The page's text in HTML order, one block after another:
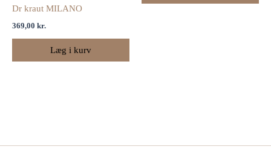
Dr kraut MILANO
369,00 kr.
Læg i kurv